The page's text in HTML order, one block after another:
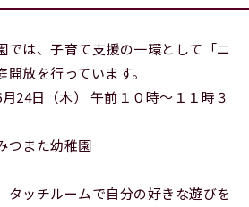
は、子育て支援の一環として「ニ
放を行っています。
（木） 午前１０時～１１時３
た幼稚園
ッチルームで自分の好きな遊びを